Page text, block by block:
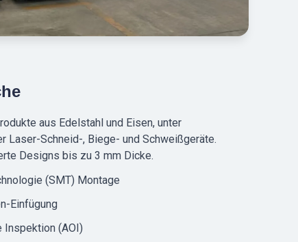
aus Edelstahl und Eisen, unter
Laser-Schneid-, Biege- und Schweißgeräte.
Designs bis zu 3 mm Dicke.
(SMT) Montage
Einfügung
(AOI)